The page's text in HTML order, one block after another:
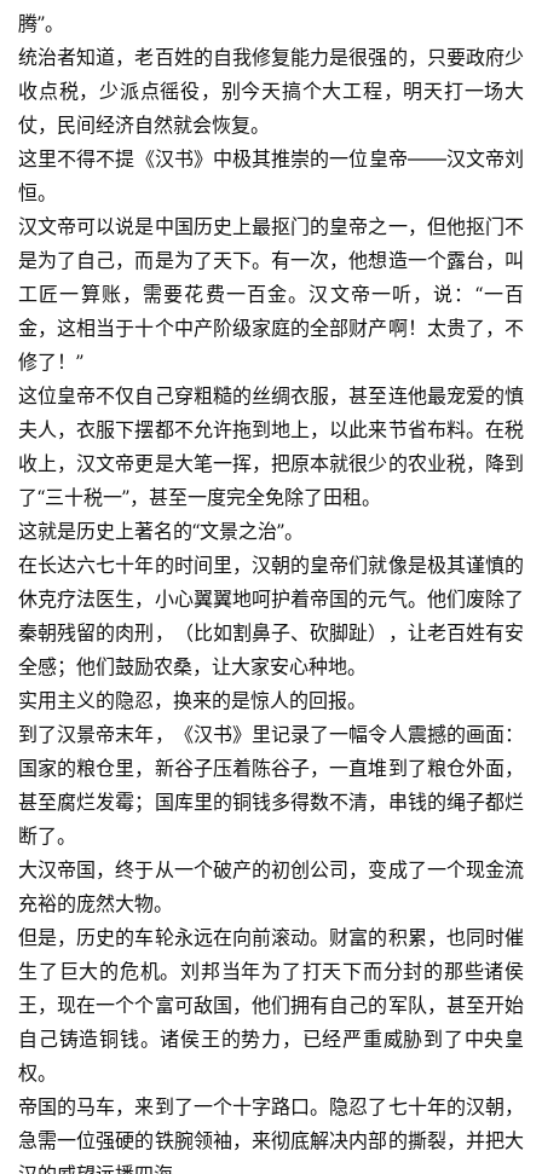
腾”。
统治者知道，老百姓的自我修复能力是很强的，只要政府少
收点税，少派点徭役，别今天搞个大工程，明天打一场大
仗，民间经济自然就会恢复。
这里不得不提《汉书》中极其推崇的一位皇帝——汉文帝刘
恒。
汉文帝可以说是中国历史上最抠门的皇帝之一，但他抠门不
是为了自己，而是为了天下。有一次，他想造一个露台，叫
工匠一算账，需要花费一百金。汉文帝一听，说：“一百
金，这相当于十个中产阶级家庭的全部财产啊！太贵了，不
修了！”
这位皇帝不仅自己穿粗糙的丝绸衣服，甚至连他最宠爱的慎
夫人，衣服下摆都不允许拖到地上，以此来节省布料。在税
收上，汉文帝更是大笔一挥，把原本就很少的农业税，降到
了“三十税一”，甚至一度完全免除了田租。
这就是历史上著名的“文景之治”。
在长达六七十年的时间里，汉朝的皇帝们就像是极其谨慎的
休克疗法医生，小心翼翼地呵护着帝国的元气。他们废除了
秦朝残留的肉刑，（比如割鼻子、砍脚趾），让老百姓有安
全感；他们鼓励农桑，让大家安心种地。
实用主义的隐忍，换来的是惊人的回报。
到了汉景帝末年，《汉书》里记录了一幅令人震撼的画面：
国家的粮仓里，新谷子压着陈谷子，一直堆到了粮仓外面，
甚至腐烂发霉；国库里的铜钱多得数不清，串钱的绳子都烂
断了。
大汉帝国，终于从一个破产的初创公司，变成了一个现金流
充裕的庞然大物。
但是，历史的车轮永远在向前滚动。财富的积累，也同时催
生了巨大的危机。刘邦当年为了打天下而分封的那些诸侯
王，现在一个个富可敌国，他们拥有自己的军队，甚至开始
自己铸造铜钱。诸侯王的势力，已经严重威胁到了中央皇
权。
帝国的马车，来到了一个十字路口。隐忍了七十年的汉朝，
急需一位强硬的铁腕领袖，来彻底解决内部的撕裂，并把大